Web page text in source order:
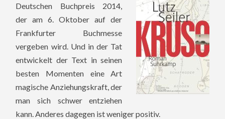
Deutschen Buchpreis 2014,
der am 6. Oktober auf der
Frankfurter Buchmesse
vergeben wird. Und in der Tat
entwickelt der Text in seinen
besten Momenten eine Art
magische Anziehungskraft, der
man sich schwer entziehen
kann. Anderes dagegen ist weniger positiv.